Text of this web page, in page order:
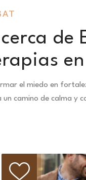
de
el miedo en
camino de calma y